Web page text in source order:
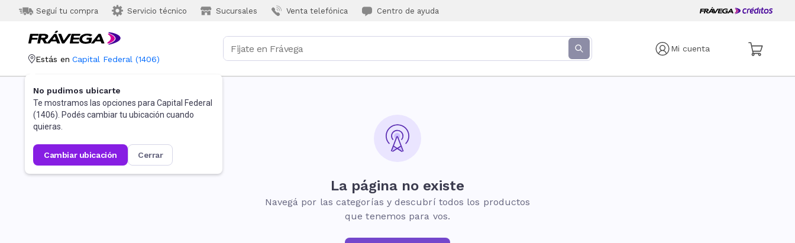
Seguí tu compra Servicio técnico Sucursales Venta telefónica Centro de ayuda
Mi cuenta
Estás en Capital Federal (1406)
No pudimos ubicarte
Te mostramos las opciones para Capital Federal
(1406). Podés cambiar tu ubicación cuando
quieras.
cambiar ubicación cerrar
La página no existe
Navegá por las categorías y descubrí todos los productos
que tenemos para vos.